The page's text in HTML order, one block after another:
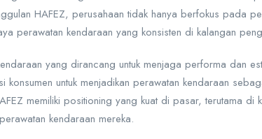
HAFEZ, perusahaan tidak hanya berfokus pada
perawatan kendaraan yang konsisten di kalangan
yang dirancang untuk menjaga performa dan
untuk menjadikan perawatan kendaraan
memiliki positioning yang kuat di pasar, terutama di
kendaraan mereka.